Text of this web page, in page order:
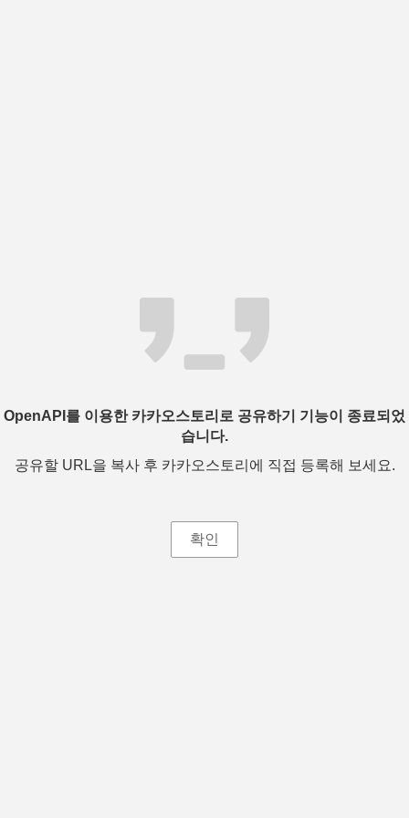
OpenAPI를 이용한 카카오스토리로 공유하기 기능이 종료되었
습니다.
공유할 URL을 복사 후 카카오스토리에 직접 등록해 보세요.
확인